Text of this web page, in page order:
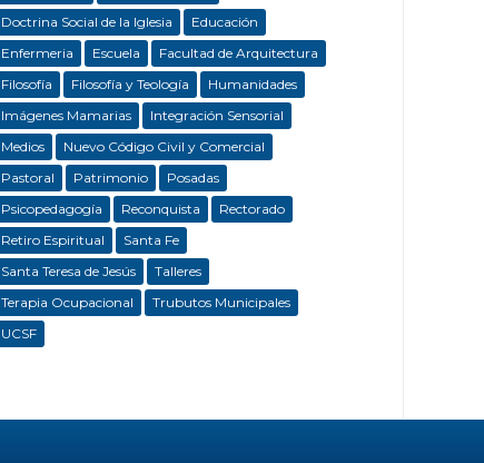
Doctrina Social de la Iglesia
Educación
Enfermeria
Escuela
Facultad de Arquitectura
Filosofía
Filosofía y Teología
Humanidades
Imágenes Mamarias
Integración Sensorial
Medios
Nuevo Código Civil y Comercial
Pastoral
Patrimonio
Posadas
Psicopedagogía
Reconquista
Rectorado
Retiro Espiritual
Santa Fe
Santa Teresa de Jesús
Talleres
Terapia Ocupacional
Trubutos Municipales
UCSF